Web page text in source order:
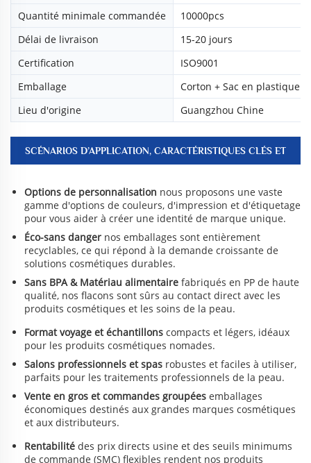
Quantité minimale commandée
10000pcs
Délai de livraison
15-20 jours
Certification
ISO9001
Emballage
Corton + Sac en plastique
Lieu d'origine
Guangzhou Chine
SCÉNARIOS D’APPLICATION, CARACTÉRISTIQUES CLÉS ET
Options de personnalisation nous proposons une vaste
gamme d'options de couleurs, d'impression et d'étiquetage
pour vous aider à créer une identité de marque unique.
Éco-sans danger nos emballages sont entièrement
recyclables, ce qui répond à la demande croissante de
solutions cosmétiques durables.
Sans BPA & Matériau alimentaire fabriqués en PP de haute
qualité, nos flacons sont sûrs au contact direct avec les
produits cosmétiques et les soins de la peau.
Format voyage et échantillons compacts et légers, idéaux
pour les produits cosmétiques nomades.
Salons professionnels et spas robustes et faciles à utiliser,
parfaits pour les traitements professionnels de la peau.
Vente en gros et commandes groupées emballages
économiques destinés aux grandes marques cosmétiques
et aux distributeurs.
Rentabilité des prix directs usine et des seuils minimums
de commande (SMC) flexibles rendent nos produits